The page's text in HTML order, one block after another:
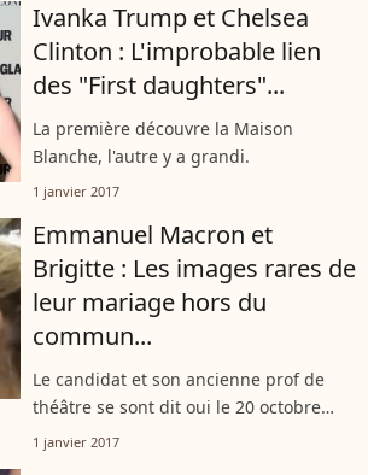
Ivanka Trump et Chelsea
Clinton : L'improbable lien
des "First daughters"...
La première découvre la Maison
Blanche, l'autre y a grandi.
1 janvier 2017
Emmanuel Macron et
Brigitte : Les images rares de
leur mariage hors du
commun...
Le candidat et son ancienne prof de
théâtre se sont dit oui le 20 octobre
2007.
1 janvier 2017